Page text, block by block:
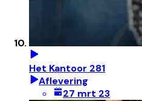
Het Kantoor 281
Aflevering
27 mrt 23